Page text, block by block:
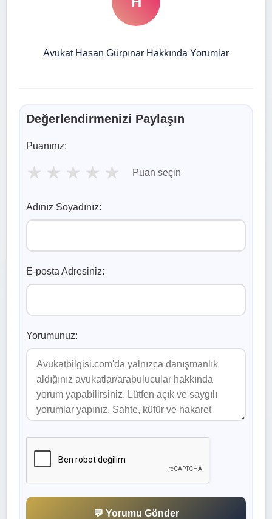
Avukat Hasan Gürpınar Hakkında Yorumlar
Değerlendirmenizi Paylaşın
Puanınız:
★ ★ ★ ★ ★ Puan seçin
Adınız Soyadınız:
E-posta Adresiniz:
Yorumunuz:
💬 Yorumu Gönder